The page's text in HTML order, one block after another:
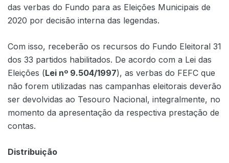
das verbas do Fundo para as Eleições Municipais de
2020 por decisão interna das legendas.
Com isso, receberão os recursos do Fundo Eleitoral 31
dos 33 partidos habilitados. De acordo com a Lei das
Eleições (Lei nº 9.504/1997), as verbas do FEFC que
não forem utilizadas nas campanhas eleitorais deverão
ser devolvidas ao Tesouro Nacional, integralmente, no
momento da apresentação da respectiva prestação de
contas.
Distribuição